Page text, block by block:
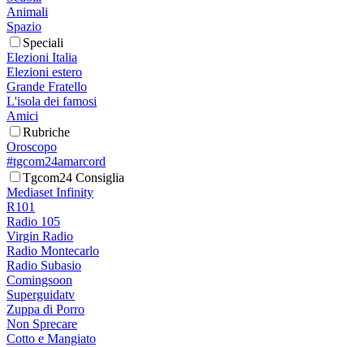
Animali
Spazio
Speciali
Elezioni Italia
Elezioni estero
Grande Fratello
L'isola dei famosi
Amici
Rubriche
Oroscopo
#tgcom24amarcord
Tgcom24 Consiglia
Mediaset Infinity
R101
Radio 105
Virgin Radio
Radio Montecarlo
Radio Subasio
Comingsoon
Superguidatv
Zuppa di Porro
Non Sprecare
Cotto e Mangiato